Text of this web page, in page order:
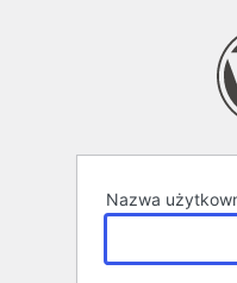
Nazwa